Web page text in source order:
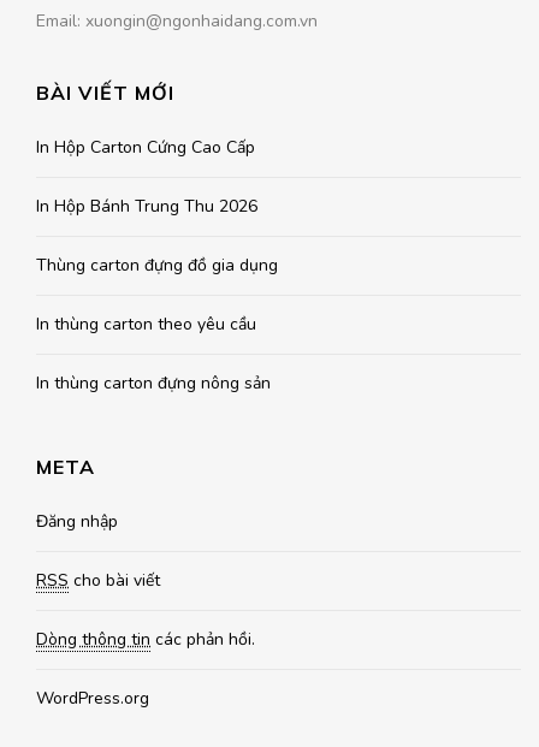
Email: xuongin@ngonhaidang.com.vn
BÀI VIẾT MỚI
In Hộp Carton Cứng Cao Cấp
In Hộp Bánh Trung Thu 2026
Thùng carton đựng đồ gia dụng
In thùng carton theo yêu cầu
In thùng carton đựng nông sản
META
Đăng nhập
RSS cho bài viết
Dòng thông tin các phản hồi.
WordPress.org